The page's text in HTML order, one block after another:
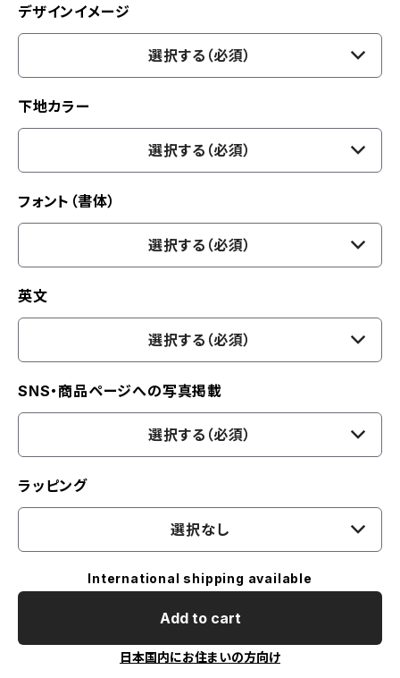
デザインイメージ
選択する（必須）
下地カラー
選択する（必須）
フォント（書体）
選択する（必須）
英文
選択する（必須）
SNS・商品ページへの写真掲載
選択する（必須）
ラッピング
選択なし
International shipping available
Add to cart
日本国内にお住まいの方向け